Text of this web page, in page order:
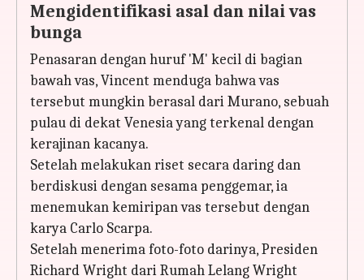
Mengidentifikasi asal dan nilai vas
bunga
Penasaran dengan huruf 'M' kecil di bagian
bawah vas, Vincent menduga bahwa vas
tersebut mungkin berasal dari Murano, sebuah
pulau di dekat Venesia yang terkenal dengan
kerajinan kacanya.
Setelah melakukan riset secara daring dan
berdiskusi dengan sesama penggemar, ia
menemukan kemiripan vas tersebut dengan
karya Carlo Scarpa.
Setelah menerima foto-foto darinya, Presiden
Richard Wright dari Rumah Lelang Wright